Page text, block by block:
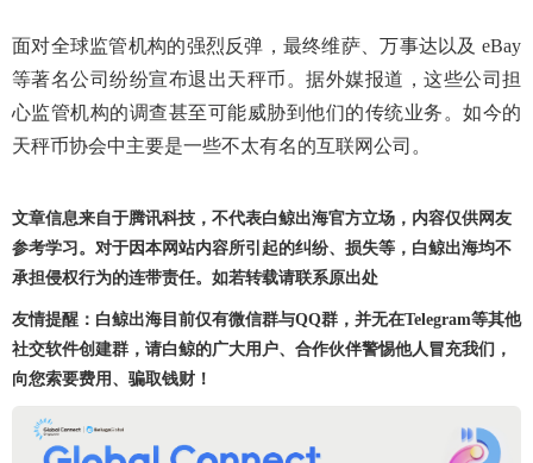
面对全球监管机构的强烈反弹，最终维萨、万事达以及 eBay
等著名公司纷纷宣布退出天秤币。据外媒报道，这些公司担
心监管机构的调查甚至可能威胁到他们的传统业务。如今的
天秤币协会中主要是一些不太有名的互联网公司。
文章信息来自于腾讯科技，不代表白鲸出海官方立场，内容仅供网友
参考学习。对于因本网站内容所引起的纠纷、损失等，白鲸出海均不
承担侵权行为的连带责任。如若转载请联系原出处
友情提醒：白鲸出海目前仅有微信群与QQ群，并无在Telegram等其他
社交软件创建群，请白鲸的广大用户、合作伙伴警惕他人冒充我们，
向您索要费用、骗取钱财！